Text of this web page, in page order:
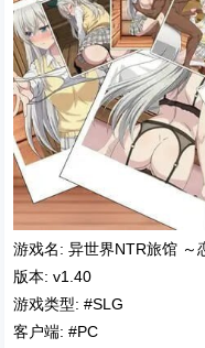
游戏名: 异世界NTR旅馆 ～
版本: v1.40
游戏类型: #SLG
客户端: #PC